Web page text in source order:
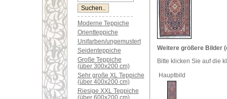
Moderne Teppiche
Orientteppiche
Unifarben/ungemustert
Seidenteppiche
Große Teppiche
(über 300x200 cm)
Sehr große XL Teppiche
(über 400x200 cm)
Riesige XXL Teppiche
(über 600x200 cm)
Weitere größere Bilder
Bitte klicken Sie auf die
Hauptbild